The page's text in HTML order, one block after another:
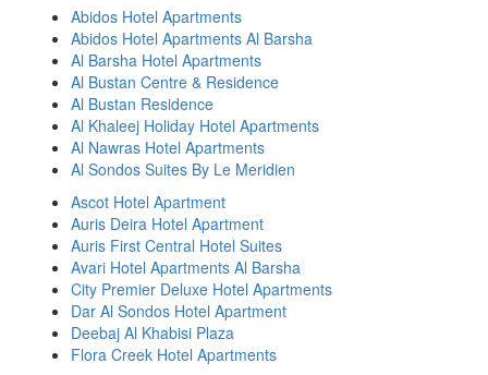
Abidos Hotel Apartments
Abidos Hotel Apartments Al Barsha
Al Barsha Hotel Apartments
Al Bustan Centre & Residence
Al Bustan Residence
Al Khaleej Holiday Hotel Apartments
Al Nawras Hotel Apartments
Al Sondos Suites By Le Meridien
Ascot Hotel Apartment
Auris Deira Hotel Apartment
Auris First Central Hotel Suites
Avari Hotel Apartments Al Barsha
City Premier Deluxe Hotel Apartments
Dar Al Sondos Hotel Apartment
Deebaj Al Khabisi Plaza
Flora Creek Hotel Apartments